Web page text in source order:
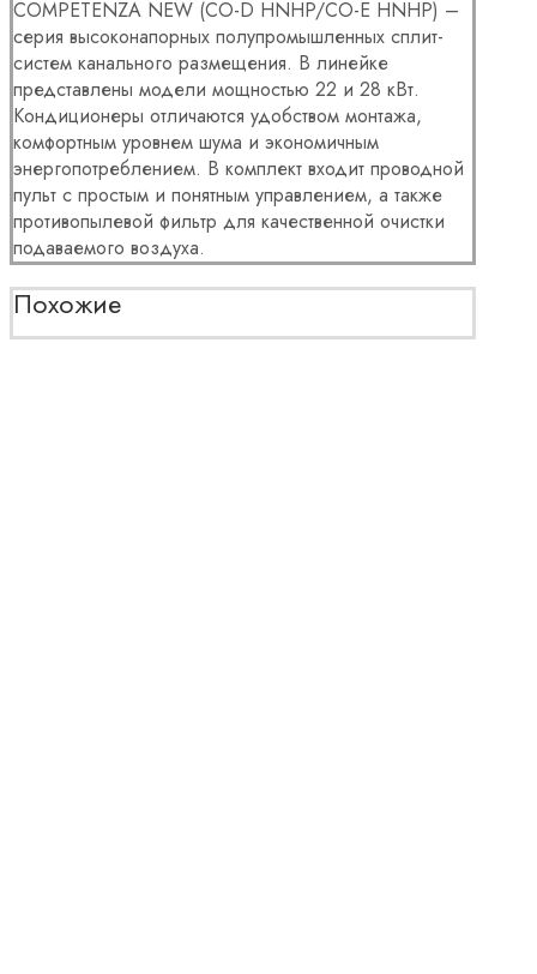
COMPETENZA NEW (CO-D HNHP/CO-E HNHP) –
серия высоконапорных полупромышленных сплит-
систем канального размещения. В линейке
представлены модели мощностью 22 и 28 кВт.
Кондиционеры отличаются удобством монтажа,
комфортным уровнем шума и экономичным
энергопотреблением. В комплект входит проводной
пульт с простым и понятным управлением, а также
противопылевой фильтр для качественной очистки
подаваемого воздуха.
Похожие